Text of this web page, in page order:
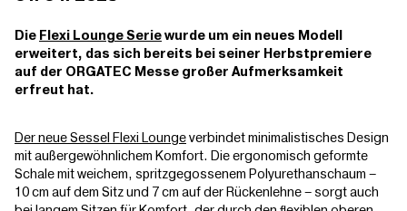
Die Flexi Lounge Seriewurde um ein neues Modell
erweitert, das sich bereits bei seiner Herbstpremiere
auf der ORGATEC Messe großer Aufmerksamkeit
erfreut hat.
Der neue Sessel Flexi Loungeverbindet minimalistisches Design
mit außergewöhnlichem Komfort. Die ergonomisch geformte
Schale mit weichem, spritzgegossenem Polyurethanschaum –
10 cm auf dem Sitz und 7 cm auf der Rückenlehne – sorgt auch